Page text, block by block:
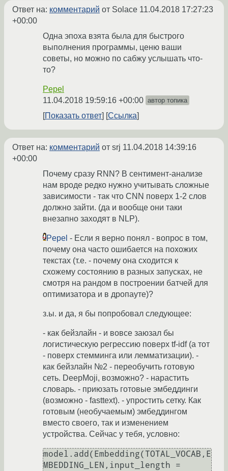
Ответ на: комментарий от Solace 11.04.2018 17:27:23
+00:00
Одна эпоха взята была для быстрого
выполнения программы, ценю ваши
советы, но можно по сабжу услышать что-
то?
Pepel
11.04.2018 19:59:16 +00:00 автор топика
Показать ответ Ссылка
Ответ на: комментарий от srj 11.04.2018 14:39:16
+00:00
Почему сразу RNN? В сентимент-анализе
нам вроде редко нужно учитывать сложные
зависимости - так что CNN поверх 1-2 слов
должно зайти. (да и вообще они таки
внезапно заходят в NLP).
Pepel - Если я верно понял - вопрос в том,
почему она часто ошибается на похожих
текстах (т.е. - почему она сходится к
схожему состоянию в разных запусках, не
смотря на рандом в построении батчей для
оптимизатора и в дропауте)?
з.ы. и да, я бы попробовал следующее:
- как бейзлайн - и вовсе заюзал бы
логистическую регрессию поверх tf-idf (а тот
- поверх стемминга или лемматизации). -
как бейзлайн №2 - переобучить готовую
сеть. DeepMoji, возможно? - нарастить
словарь. - приюзать готовые эмбеддинги
(возможно - fasttext). - упростить сетку. Как
готовым (необучаемым) эмбеддингом
вместо своего, так и изменением
устройства. Сейчас у тебя, условно:
model.add(Embedding(TOTAL_VOCAB,E
MBEDDING_LEN,input_length =